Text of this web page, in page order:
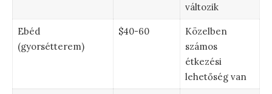
változik
Ebéd
(gyorsétterem)
$40-60
Közelben
számos
étkezési
lehetőség van